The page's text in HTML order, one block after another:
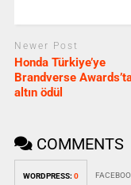
Newer Post
Honda Türkiye’ye
Brandverse
altın ödül
COMMENTS
WORDPRESS: 0